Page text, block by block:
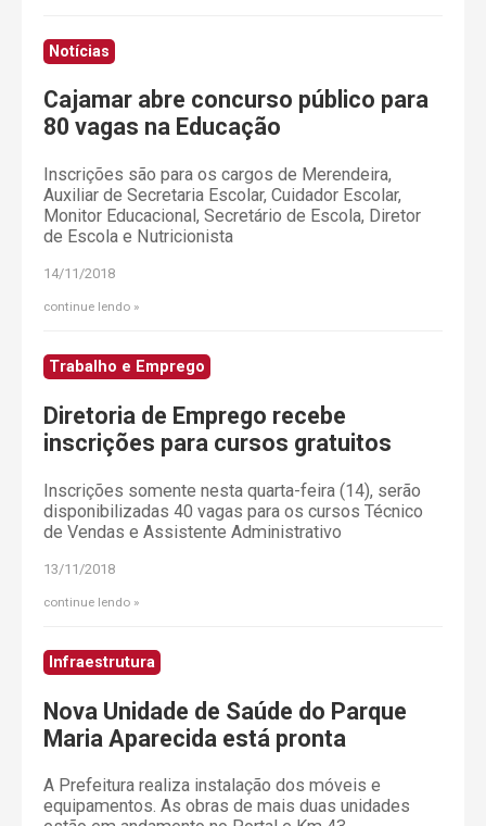
Notícias
Cajamar abre concurso público para
80 vagas na Educação
Inscrições são para os cargos de Merendeira,
Auxiliar de Secretaria Escolar, Cuidador Escolar,
Monitor Educacional, Secretário de Escola, Diretor
de Escola e Nutricionista
14/11/2018
continue lendo
Trabalho e Emprego
Diretoria de Emprego recebe
inscrições para cursos gratuitos
Inscrições somente nesta quarta-feira (14), serão
disponibilizadas 40 vagas para os cursos Técnico
de Vendas e Assistente Administrativo
13/11/2018
continue lendo
Infraestrutura
Nova Unidade de Saúde do Parque
Maria Aparecida está pronta
A Prefeitura realiza instalação dos móveis e
equipamentos. As obras de mais duas unidades